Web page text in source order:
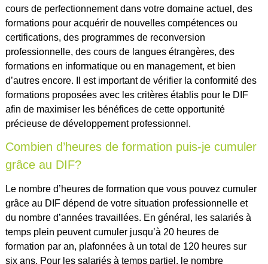
cours de perfectionnement dans votre domaine actuel, des
formations pour acquérir de nouvelles compétences ou
certifications, des programmes de reconversion
professionnelle, des cours de langues étrangères, des
formations en informatique ou en management, et bien
d’autres encore. Il est important de vérifier la conformité des
formations proposées avec les critères établis pour le DIF
afin de maximiser les bénéfices de cette opportunité
précieuse de développement professionnel.
Combien d’heures de formation puis-je cumuler
grâce au DIF?
Le nombre d’heures de formation que vous pouvez cumuler
grâce au DIF dépend de votre situation professionnelle et
du nombre d’années travaillées. En général, les salariés à
temps plein peuvent cumuler jusqu’à 20 heures de
formation par an, plafonnées à un total de 120 heures sur
six ans. Pour les salariés à temps partiel, le nombre